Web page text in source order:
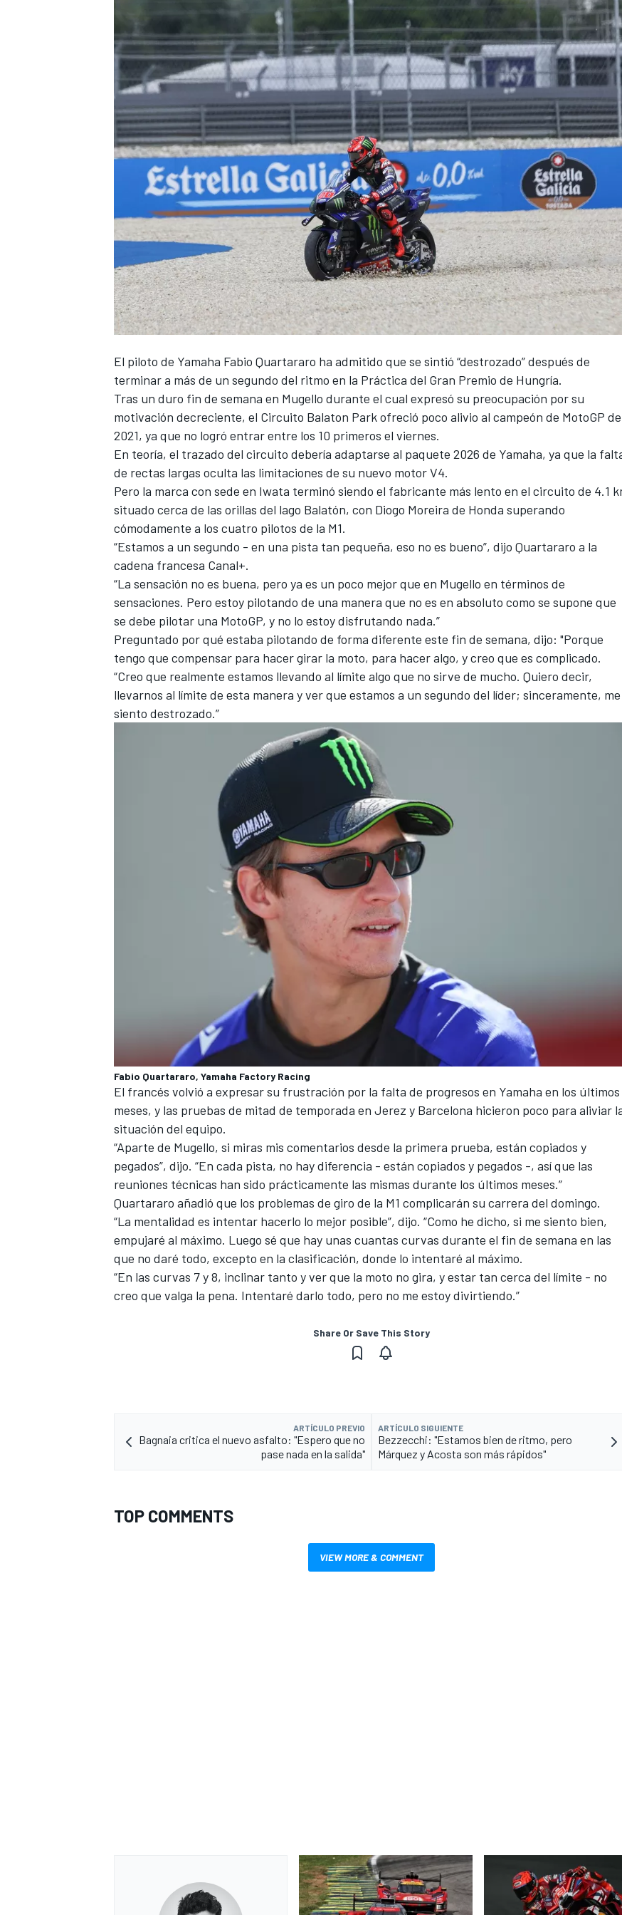
El piloto de Yamaha Fabio Quartararo ha admitido que se sintió “destrozado” después de
terminar a más de un segundo del ritmo en la Práctica del Gran Premio de Hungría.
Tras un duro fin de semana en Mugello durante el cual expresó su preocupación por su
motivación decreciente, el Circuito Balaton Park ofreció poco alivio al campeón de MotoGP de
2021, ya que no logró entrar entre los 10 primeros el viernes.
En teoría, el trazado del circuito debería adaptarse al paquete 2026 de Yamaha, ya que la
de rectas largas oculta las limitaciones de su nuevo motor V4.
Pero la marca con sede en Iwata terminó siendo el fabricante más lento en el circuito de 4.1
situado cerca de las orillas del lago Balatón, con Diogo Moreira de Honda superando
cómodamente a los cuatro pilotos de la M1.
“Estamos a un segundo - en una pista tan pequeña, eso no es bueno”, dijo Quartararo a la
cadena francesa Canal+.
“La sensación no es buena, pero ya es un poco mejor que en Mugello en términos de
sensaciones. Pero estoy pilotando de una manera que no es en absoluto como se supone que
se debe pilotar una MotoGP, y no lo estoy disfrutando nada.”
Preguntado por qué estaba pilotando de forma diferente este fin de semana, dijo: "Porque
tengo que compensar para hacer girar la moto, para hacer algo, y creo que es complicado.
“Creo que realmente estamos llevando al límite algo que no sirve de mucho. Quiero decir,
llevarnos al límite de esta manera y ver que estamos a un segundo del líder; sinceramente, me
siento destrozado.”
Fabio Quartararo, Yamaha Factory Racing
El francés volvió a expresar su frustración por la falta de progresos en Yamaha en los últimos
meses, y las pruebas de mitad de temporada en Jerez y Barcelona hicieron poco para aliviar
situación del equipo.
“Aparte de Mugello, si miras mis comentarios desde la primera prueba, están copiados y
pegados”, dijo. “En cada pista, no hay diferencia - están copiados y pegados -, así que las
reuniones técnicas han sido prácticamente las mismas durante los últimos meses.”
Quartararo añadió que los problemas de giro de la M1 complicarán su carrera del domingo.
“La mentalidad es intentar hacerlo lo mejor posible”, dijo. “Como he dicho, si me siento bien,
empujaré al máximo. Luego sé que hay unas cuantas curvas durante el fin de semana en las
que no daré todo, excepto en la clasificación, donde lo intentaré al máximo.
“En las curvas 7 y 8, inclinar tanto y ver que la moto no gira, y estar tan cerca del límite - no
creo que valga la pena. Intentaré darlo todo, pero no me estoy divirtiendo.”
Share Or Save This Story
ARTÍCULO PREVIO
Bagnaia critica el nuevo asfalto: "Espero que no
pase nada en la salida"
ARTÍCULO SIGUIENTE
Bezzecchi: "Estamos bien de ritmo, pero
Márquez y Acosta son más rápidos"
TOP COMMENTS
VIEW MORE & COMMENT